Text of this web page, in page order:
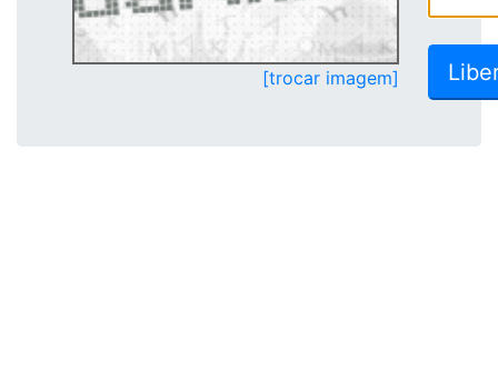
[trocar imagem]